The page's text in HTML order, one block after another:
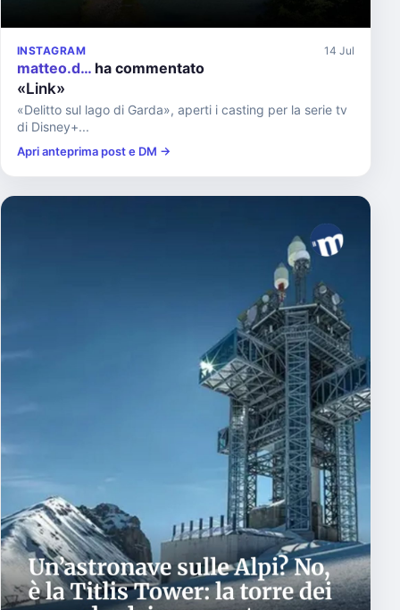
INSTAGRAM 14 Jul
matteo.d… ha commentato
«Link»
«Delitto sul lago di Garda», aperti i casting per la serie tv
di Disney+...
Apri anteprima post e DM →